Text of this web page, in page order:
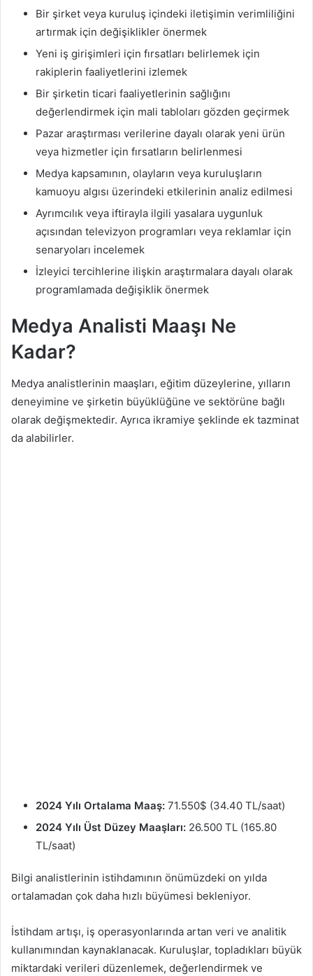
Bir şirket veya kuruluş içindeki iletişimin verimliliğini
artırmak için değişiklikler önermek
Yeni iş girişimleri için fırsatları belirlemek için
rakiplerin faaliyetlerini izlemek
Bir şirketin ticari faaliyetlerinin sağlığını
değerlendirmek için mali tabloları gözden geçirmek
Pazar araştırması verilerine dayalı olarak yeni ürün
veya hizmetler için fırsatların belirlenmesi
Medya kapsamının, olayların veya kuruluşların
kamuoyu algısı üzerindeki etkilerinin analiz edilmesi
Ayrımcılık veya iftirayla ilgili yasalara uygunluk
açısından televizyon programları veya reklamlar için
senaryoları incelemek
İzleyici tercihlerine ilişkin araştırmalara dayalı olarak
programlamada değişiklik önermek
Medya Analisti Maaşı Ne
Kadar?
Medya analistlerinin maaşları, eğitim düzeylerine, yılların
deneyimine ve şirketin büyüklüğüne ve sektörüne bağlı
olarak değişmektedir. Ayrıca ikramiye şeklinde ek tazminat
da alabilirler.
2024 Yılı Ortalama Maaş: 71.550$ (34.40 TL/saat)
2024 Yılı Üst Düzey Maaşları: 26.500 TL (165.80
TL/saat)
Bilgi analistlerinin istihdamının önümüzdeki on yılda
ortalamadan çok daha hızlı büyümesi bekleniyor.
İstihdam artışı, iş operasyonlarında artan veri ve analitik
kullanımından kaynaklanacak. Kuruluşlar, topladıkları büyük
miktardaki verileri düzenlemek, değerlendirmek ve